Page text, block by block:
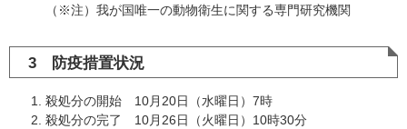
（※注）我が国唯一の動物衛生に関する専門研究機関
3 防疫措置状況
殺処分の開始 10月20日（水曜日）7時
殺処分の完了 10月26日（火曜日）10時30分